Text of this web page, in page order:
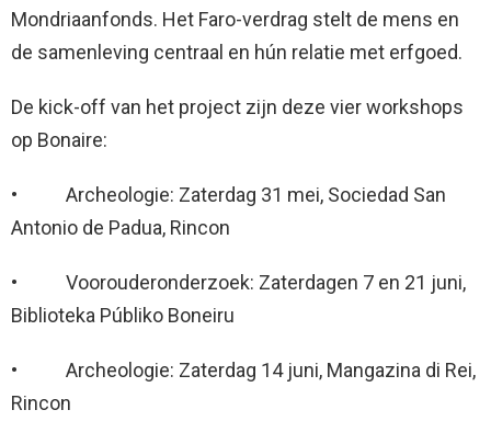
Mondriaanfonds. Het Faro-verdrag stelt de mens en
de samenleving centraal en hún relatie met erfgoed.
De kick-off van het project zijn deze vier workshops
op Bonaire:
• Archeologie: Zaterdag 31 mei, Sociedad San
Antonio de Padua, Rincon
• Voorouderonderzoek: Zaterdagen 7 en 21 juni,
Biblioteka Públiko Boneiru
• Archeologie: Zaterdag 14 juni, Mangazina di Rei,
Rincon